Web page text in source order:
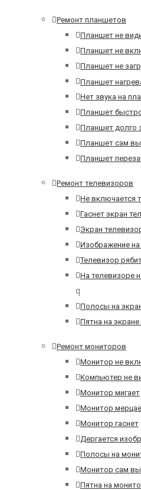
Ремонт планшетов
Планшет не
Планшет не
Планшет не
Планшет
Нет звука на
Планшет
Планшет долго
Планшет сам
Планшет
Ремонт телевизоров
Не включается
Гаснет экран
Экран
Изображение
Телевизор
На телевизоре
q
Полосы на
Пятна на
Ремонт мониторов
Монитор не
Компьютер не
Монитор мигает
Монитор
Монитор гаснет
Дергается
Полосы на
Монитор сам
Пятна на